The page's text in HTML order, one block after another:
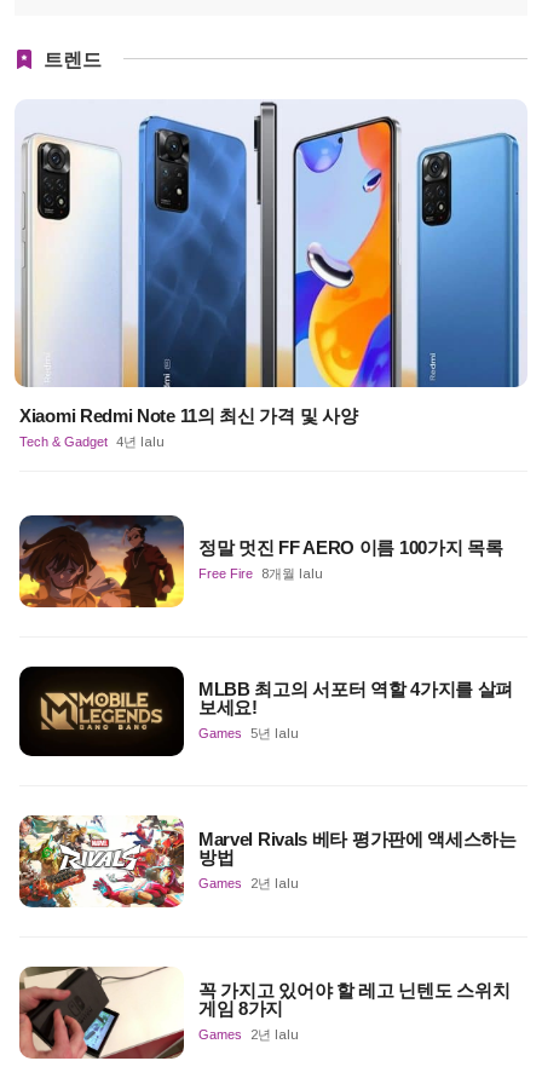
트렌드
Xiaomi Redmi Note 11의 최신 가격 및 사양
Tech & Gadget 4년 lalu
정말 멋진 FF AERO 이름 100가지 목록
Free Fire 8개월 lalu
MLBB 최고의 서포터 역할 4가지를 살펴
보세요!
Games 5년 lalu
Marvel Rivals 베타 평가판에 액세스하는
방법
Games 2년 lalu
꼭 가지고 있어야 할 레고 닌텐도 스위치
게임 8가지
Games 2년 lalu